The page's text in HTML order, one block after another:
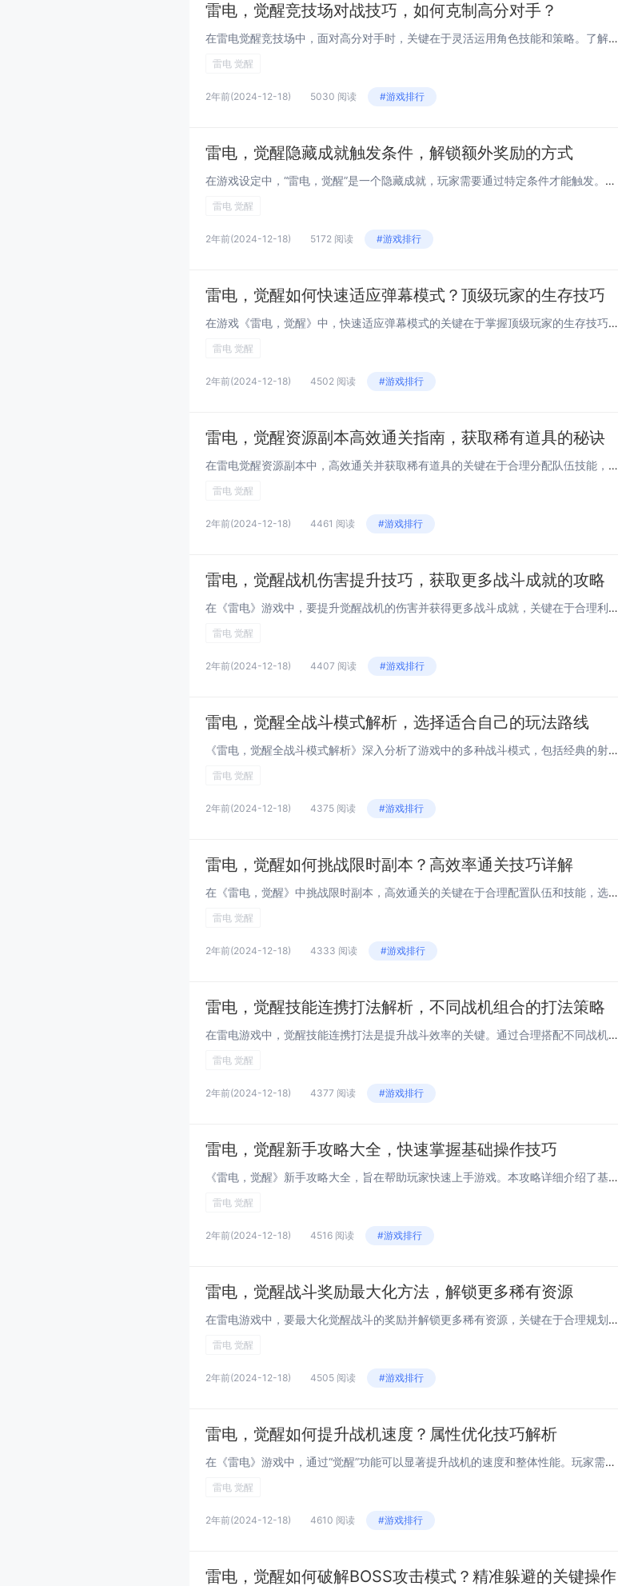
雷电，觉醒竞技场对战技巧，如何克制高分对手？
在雷电觉醒竞技场中，面对高分对手时，关键在于灵活运用角色技能和策略。了解对手的技能特点，通过预判其动作来规避伤害。保持移动，避免成为固定目标，同时寻找反击机会。合理利用场地中的障碍物进行遮挡，减少被击中的几率。掌握好技能释放的时机，尤其是在...
雷电 觉醒
2年前(2024-12-18) 5030 阅读 #游戏排行
雷电，觉醒隐藏成就触发条件，解锁额外奖励的方式
在游戏设定中，“雷电，觉醒”是一个隐藏成就，玩家需要通过特定条件才能触发。这涉及到在特定环境或情境下使用雷电技能击败敌人，或是完成某个高难度挑战。成功解锁此成就后，玩家将获得额外奖励，如特殊装备、经验值加成或游戏内货币等。具体的触发条件可能...
雷电 觉醒
2年前(2024-12-18) 5172 阅读 #游戏排行
雷电，觉醒如何快速适应弹幕模式？顶级玩家的生存技巧
在游戏《雷电，觉醒》中，快速适应弹幕模式的关键在于掌握顶级玩家的生存技巧。熟悉不同敌机的攻击模式和弹道走向，通过观察和练习提高反应速度。学会利用地形和障碍物躲避密集弹幕，保持冷静判断。合理使用道具和技能，如护盾、加速等，可以有效提升生存率。...
雷电 觉醒
2年前(2024-12-18) 4502 阅读 #游戏排行
雷电，觉醒资源副本高效通关指南，获取稀有道具的秘诀
在雷电觉醒资源副本中，高效通关并获取稀有道具的关键在于合理分配队伍技能，利用环境优势，以及掌握怪物的攻击模式。选择具有高爆发伤害和控制能力的角色，可以有效打断敌人的技能释放，减少团队受到的伤害。注意收集场上的能量球以激活特殊技能，合理使用药...
雷电 觉醒
2年前(2024-12-18) 4461 阅读 #游戏排行
雷电，觉醒战机伤害提升技巧，获取更多战斗成就的攻略
在《雷电》游戏中，要提升觉醒战机的伤害并获得更多战斗成就，关键在于合理利用技能和装备。掌握战机的觉醒时机，通常在敌人密集或出现大波敌人时使用，能最大化输出。升级武器系统，选择适合当前关卡的武器配置，如激光、导弹等，以应对不同类型的敌人。收集...
雷电 觉醒
2年前(2024-12-18) 4407 阅读 #游戏排行
雷电，觉醒全战斗模式解析，选择适合自己的玩法路线
《雷电，觉醒全战斗模式解析》深入分析了游戏中的多种战斗模式，包括经典的射击挑战、团队竞技和生存模式。文章详细介绍了每种模式的特点和策略，帮助玩家根据个人喜好和技能选择最合适的玩法路线。无论是追求高分的单人玩家，还是享受团队合作的多人爱好者，...
雷电 觉醒
2年前(2024-12-18) 4375 阅读 #游戏排行
雷电，觉醒如何挑战限时副本？高效率通关技巧详解
在《雷电，觉醒》中挑战限时副本，高效通关的关键在于合理配置队伍和技能，选择合适的战机与装备。玩家应优先提升主力战机的等级和技能，利用队伍成员间的技能协同效应，针对不同副本特性调整战术。合理规划能量使用，确保关键时刻能够释放大招。了解敌人的攻...
雷电 觉醒
2年前(2024-12-18) 4333 阅读 #游戏排行
雷电，觉醒技能连携打法解析，不同战机组合的打法策略
在雷电游戏中，觉醒技能连携打法是提升战斗效率的关键。通过合理搭配不同战机，可以最大化技能效果。选择具有高输出能力的战机与具备控制或辅助技能的战机组合，能在攻击敌人的同时，提高队伍的生存能力和持续作战能力。根据不同关卡的特点调整战机组合，如面...
雷电 觉醒
2年前(2024-12-18) 4377 阅读 #游戏排行
雷电，觉醒新手攻略大全，快速掌握基础操作技巧
《雷电，觉醒》新手攻略大全，旨在帮助玩家快速上手游戏。本攻略详细介绍了基础操作和技巧，包括如何控制飞机、射击敌人、使用特殊武器以及提升生存能力。新手玩家应首先熟悉游戏界面和控制方式，通过练习提高反应速度和判断力。合理利用道具和技能，可以有效...
雷电 觉醒
2年前(2024-12-18) 4516 阅读 #游戏排行
雷电，觉醒战斗奖励最大化方法，解锁更多稀有资源
在雷电游戏中，要最大化觉醒战斗的奖励并解锁更多稀有资源，关键在于合理规划角色技能与装备搭配。通过提升角色等级和技能等级，可以显著提高战斗力。参与日常活动和挑战特殊副本是获取稀有资源的有效途径。利用游戏内的社交功能，与其他玩家组队共同完成任务...
雷电 觉醒
2年前(2024-12-18) 4505 阅读 #游戏排行
雷电，觉醒如何提升战机速度？属性优化技巧解析
在《雷电》游戏中，通过“觉醒”功能可以显著提升战机的速度和整体性能。玩家需要收集特定的材料来激活和升级觉醒状态，每次觉醒都能解锁新的属性加成，特别是对速度的提升尤为明显。合理分配属性点也是关键，优先增强与速度相关的属性，如机动性和加速能力，...
雷电 觉醒
2年前(2024-12-18) 4610 阅读 #游戏排行
雷电，觉醒如何破解BOSS攻击模式？精准躲避的关键操作